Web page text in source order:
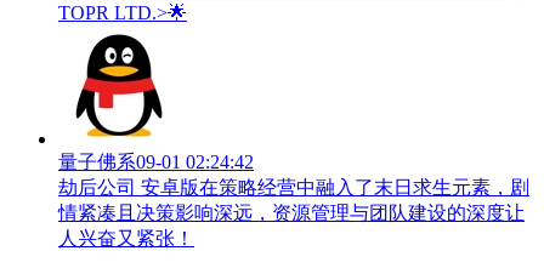
TOPR LTD.>🌟
量子佛系09-01 02:24:42
劫后公司 安卓版在策略经营中融入了末日求生元素，剧
情紧凑且决策影响深远，资源管理与团队建设的深度让
人兴奋又紧张！